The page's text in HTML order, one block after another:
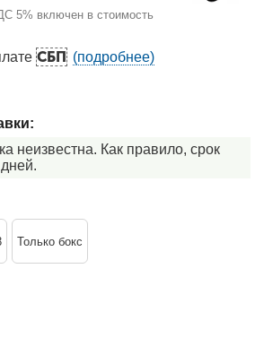
5% включен в стоимость
СБП (подробнее)
неизвестна. Как правило, срок
Только бокс